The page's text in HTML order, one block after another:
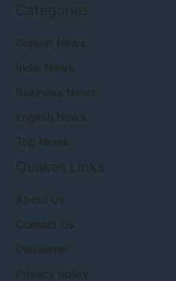
Categories
Gujarat News
India News
Business News
English News
Top News
Quakes Links
About Us
Contact Us
Disclaimer
Privacy policy